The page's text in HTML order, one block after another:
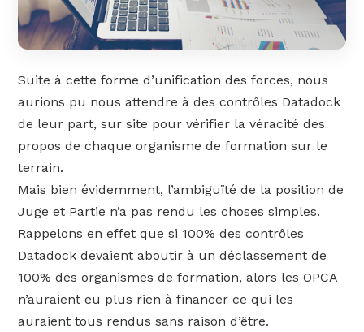
Suite à cette forme d’unification des forces, nous
aurions pu nous attendre à des contrôles Datadock
de leur part, sur site pour vérifier la véracité des
propos de chaque organisme de formation sur le
terrain.
Mais bien évidemment, l’ambiguïté de la position de
Juge et Partie n’a pas rendu les choses simples.
Rappelons en effet que si 100% des contrôles
Datadock devaient aboutir à un déclassement de
100% des organismes de formation, alors les OPCA
n’auraient eu plus rien à financer ce qui les
auraient tous rendus sans raison d’être.